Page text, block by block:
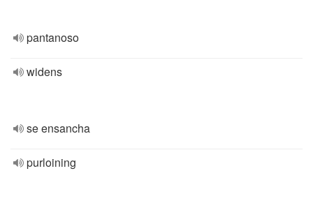
pantanoso
widens
se ensancha
purloining